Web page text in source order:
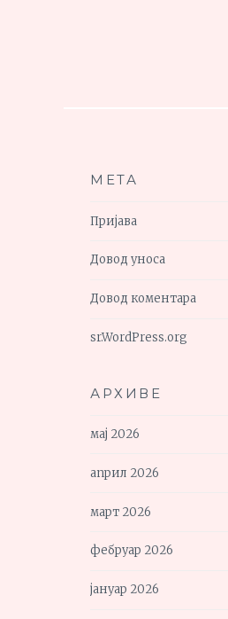
МЕТА
Пријава
Довод уноса
Довод коментара
sr.WordPress.org
АРХИВЕ
мај 2026
април 2026
март 2026
фебруар 2026
јануар 2026